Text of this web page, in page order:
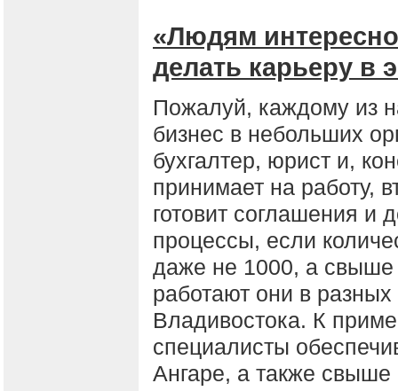
«Людям
делать карьеру в
Пожалуй, каждому из
бизнес в небольших
бухгалтер, юрист и,
принимает на работу,
готовит соглашения и
процессы, если
даже не 1000, а
работают они в
Владивостока. К
специалисты
Ангаре, а также